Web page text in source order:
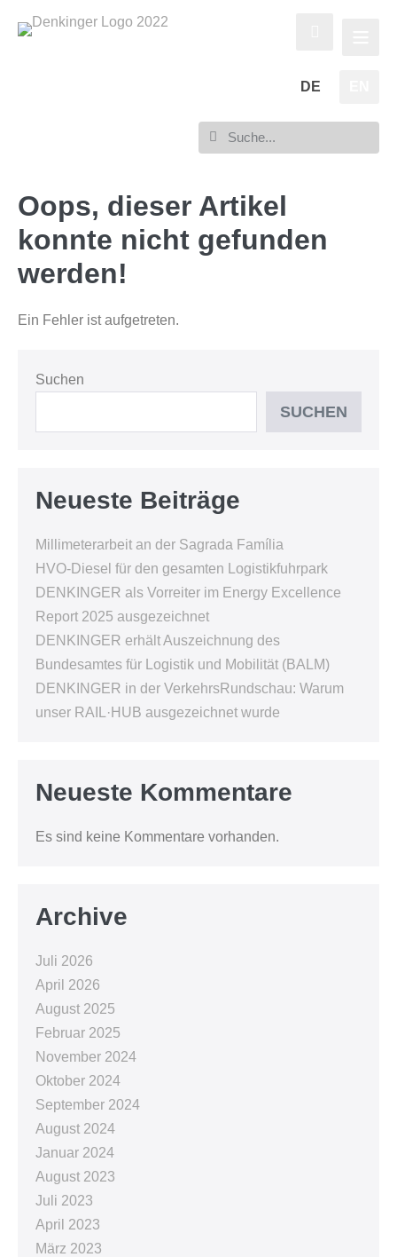
DE
Oops, dieser Artikel
konnte nicht gefunden
werden!
Ein Fehler ist aufgetreten.
Suchen
SUCHEN
Neueste Beiträge
Millimeterarbeit an der Sagrada Família
HVO-Diesel für den gesamten Logistikfuhrpark
DENKINGER als Vorreiter im Energy Excellence
Report 2025 ausgezeichnet
DENKINGER erhält Auszeichnung des
Bundesamtes für Logistik und Mobilität (BALM)
DENKINGER in der VerkehrsRundschau: Warum
unser RAIL·HUB ausgezeichnet wurde
Neueste Kommentare
Es sind keine Kommentare vorhanden.
Archive
Juli 2026
April 2026
August 2025
Februar 2025
November 2024
Oktober 2024
September 2024
August 2024
Januar 2024
August 2023
Juli 2023
April 2023
März 2023